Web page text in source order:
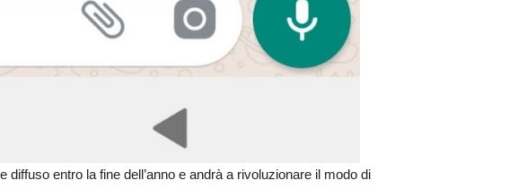
diffuso entro la fine dell’anno e andrà a rivoluzionare il modo di